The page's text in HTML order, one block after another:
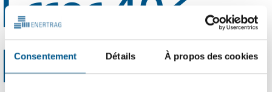
Consentement Détails À propos des cookies
Error 403
Forbidden